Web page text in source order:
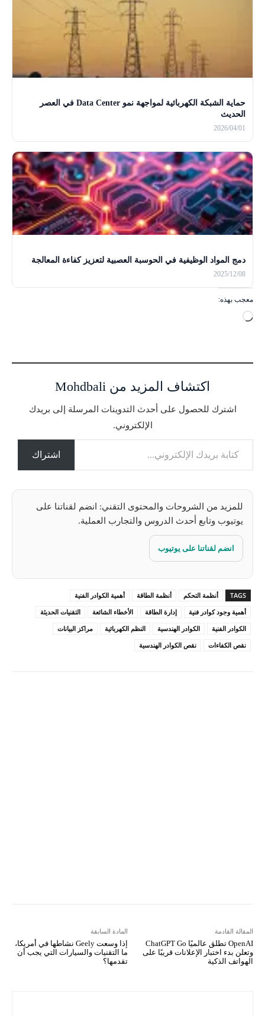
حماية الشبكة الكهربائية لمواجهة نمو Data Center في العصر
الحديث
2026/04/01
دمج المواد الوظيفية في الحوسبة العصبية لتعزيز كفاءة المعالجة
2025/12/08
معجب بهذه:
ج
ي
ل
اكتشاف المزيد من Mohdbali
اشترك للحصول على أحدث التدوينات المرسلة إلى بريدك
الإلكتروني.
كتابة بريدك الإلكتروني...
اشتراك
للمزيد من الشروحات والمحتوى التقني: انضم لقناتنا على
يوتيوب وتابع أحدث الدروس والتجارب العملية.
انضم لقناتنا على يوتيوب
TAGS أنظمة التحكم أنظمة الطاقة
أهمية الكوادر الفنية
أهمية وجود كوادر فنية
إدارة الطاقة الأخطاء الشائعة
التقنيات الحديثة
الكوادر الفنية
الكوادر الهندسية النظم الكهربائية
مراكز البيانات
نقص الكفاءات
نقص الكوادر الهندسية
المادة السابقة
إذا وسعت Geely نشاطها في أمريكا،
ما التقنيات والسيارات التي يجب أن
تقدمها؟
المقالة القادمة
OpenAI تطلق عالميًا ChatGPT Go
وتعلن بدء اختبار الإعلانات قريبًا على
الهواتف الذكية